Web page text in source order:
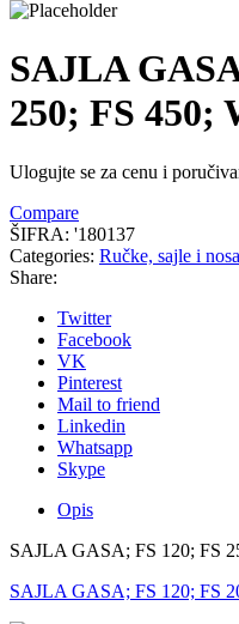
SAJLA
250; FS
Ulogujte se za cenu i
Compare
ŠIFRA: '180137
Categories: Ručke, sajle i
Share:
Twitter
Facebook
VK
Pinterest
Mail to friend
Linkedin
Whatsapp
Skype
Opis
SAJLA GASA; FS 120; FS
SAJLA GASA; FS 120; FS